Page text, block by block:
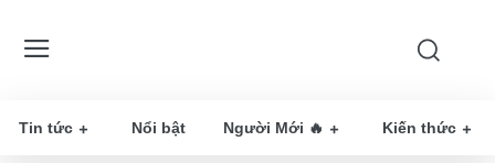
Tin tức Nổi bật Người Mới 🔥 Kiến thức